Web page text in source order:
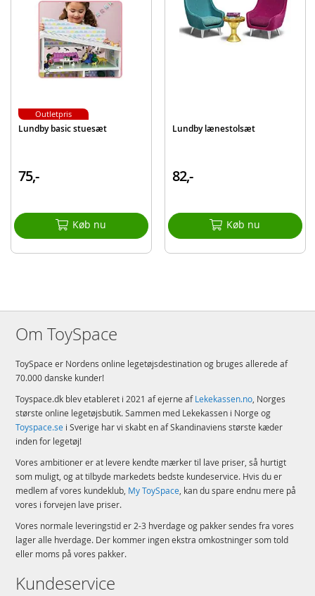
7315626030618
Lundby basic stuesæt
75,-
Køb nu
Outletpris
Lundby lænestolsæt
82,-
Køb nu
Om ToySpace
ToySpace er Nordens online legetøjsdestination og bruges allerede af
70.000 danske kunder!
Toyspace.dk blev etableret i 2021 af ejerne afLekekassen.no, Norges
største online legetøjsbutik. Sammen med Lekekassen i Norge og
Toyspace.se i Sverige har vi skabt en af Skandinaviens største kæder
inden for legetøj!
Vores ambitioner er at levere kendte mærker til lave priser, så hurtigt
som muligt, og at tilbyde markedets bedste kundeservice. Hvis du er
medlem af vores kundeklub, My ToySpace, kan du spare endnu mere på
vores i forvejen lave priser.
Vores normale leveringstid er 2-3 hverdage og pakker sendes fra vores
lager alle hverdage. Der kommer ingen ekstra omkostninger som told
eller moms på vores pakker.
Kundeservice